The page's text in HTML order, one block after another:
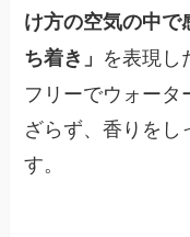
け方の空気の中
ち着き」 を表現し
フリーでウォー
ざらず、香りをし
す。